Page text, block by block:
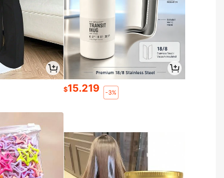
$15.219 -3%